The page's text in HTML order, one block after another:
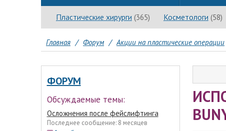
Пластические хирурги (365) Косметологи (58)
Главная / Форум / Акции на пластические операции
ФОРУМ
Обсуждаемые темы:
Осложнения после фейслифтинга
Последнее сообщение: 8 месяцев